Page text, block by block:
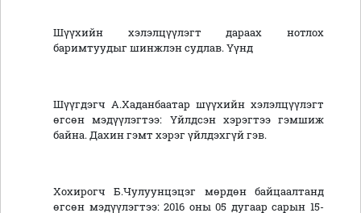
Шүүхийн хэлэлцүүлэгт дараах нотлох
баримтуудыг шинжлэн судлав. Үүнд
Шүүгдэгч А.Хаданбаатар шүүхийн хэлэлцүүлэгт
өгсөн мэдүүлэгтээ: Үйлдсэн хэрэгтээ гэмшиж
байна. Дахин гэмт хэрэг үйлдэхгүй гэв.
Хохирогч Б.Чулуунцэцэг мөрдөн байцаалтанд
өгсөн мэдүүлэгтээ: 2016 оны 05 дугаар сарын 15-